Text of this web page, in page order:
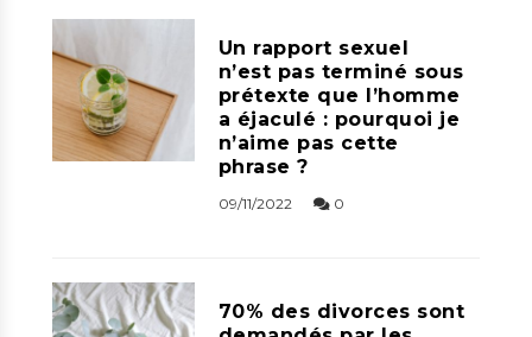
Un rapport sexuel
n’est pas terminé sous
prétexte que l’homme
a éjaculé : pourquoi je
n’aime pas cette
phrase ?
09/11/2022 0
70% des divorces sont